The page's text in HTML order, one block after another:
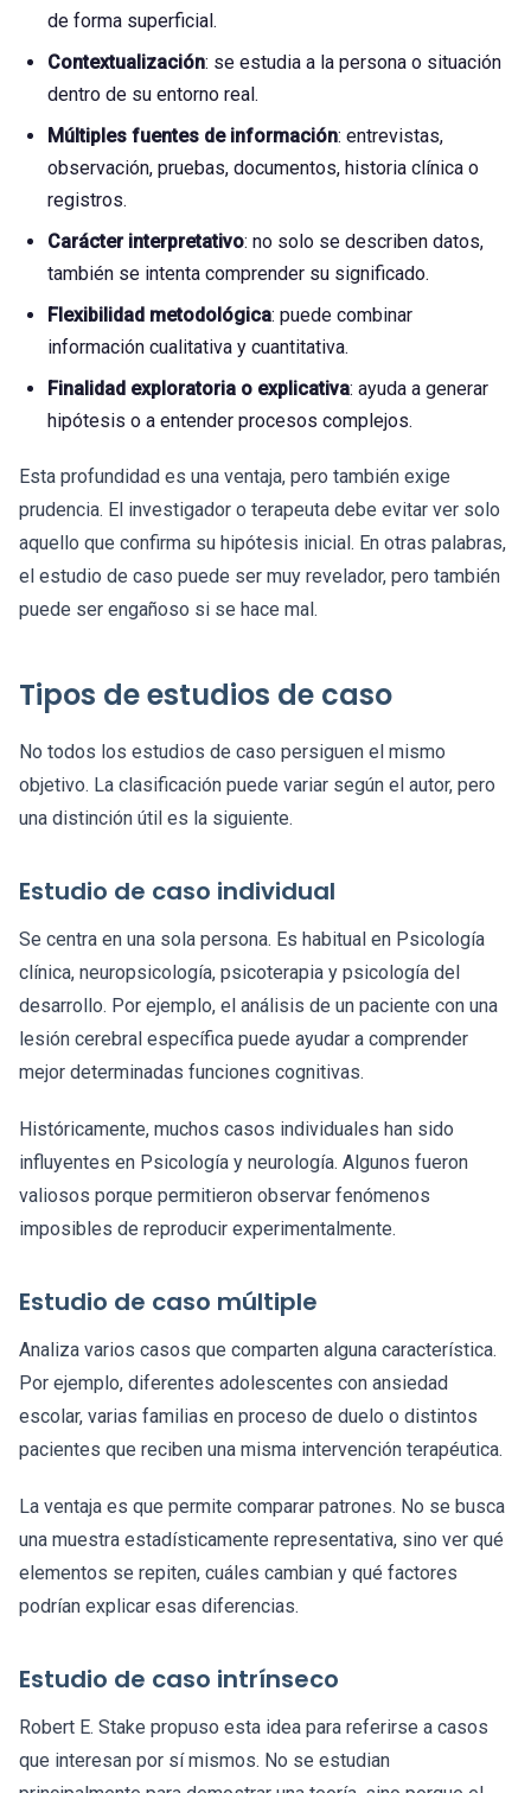
de forma superficial.
Contextualización: se estudia a la persona o situación
dentro de su entorno real.
Múltiples fuentes de información: entrevistas,
observación, pruebas, documentos, historia clínica o
registros.
Carácter interpretativo: no solo se describen datos,
también se intenta comprender su significado.
Flexibilidad metodológica: puede combinar
información cualitativa y cuantitativa.
Finalidad exploratoria o explicativa: ayuda a generar
hipótesis o a entender procesos complejos.
Esta profundidad es una ventaja, pero también exige
prudencia. El investigador o terapeuta debe evitar ver solo
aquello que confirma su hipótesis inicial. En otras palabras,
el estudio de caso puede ser muy revelador, pero también
puede ser engañoso si se hace mal.
Tipos de estudios de caso
No todos los estudios de caso persiguen el mismo
objetivo. La clasificación puede variar según el autor, pero
una distinción útil es la siguiente.
Estudio de caso individual
Se centra en una sola persona. Es habitual en Psicología
clínica, neuropsicología, psicoterapia y psicología del
desarrollo. Por ejemplo, el análisis de un paciente con una
lesión cerebral específica puede ayudar a comprender
mejor determinadas funciones cognitivas.
Históricamente, muchos casos individuales han sido
influyentes en Psicología y neurología. Algunos fueron
valiosos porque permitieron observar fenómenos
imposibles de reproducir experimentalmente.
Estudio de caso múltiple
Analiza varios casos que comparten alguna característica.
Por ejemplo, diferentes adolescentes con ansiedad
escolar, varias familias en proceso de duelo o distintos
pacientes que reciben una misma intervención terapéutica.
La ventaja es que permite comparar patrones. No se busca
una muestra estadísticamente representativa, sino ver qué
elementos se repiten, cuáles cambian y qué factores
podrían explicar esas diferencias.
Estudio de caso intrínseco
Robert E. Stake propuso esta idea para referirse a casos
que interesan por sí mismos. No se estudian